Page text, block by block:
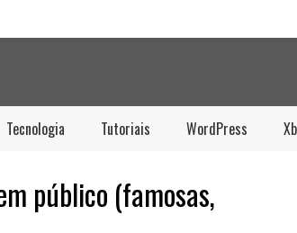
Tecnologia Tutoriais WordPress
público (famosas,